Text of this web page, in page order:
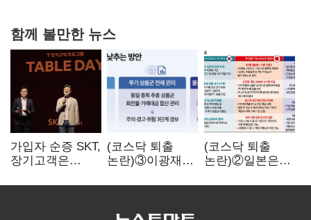
함께 볼만한 뉴스
가입자 순증 SKT,
장기고객은
챙긴다
(코스닥 퇴출
논란)③이광재
자동차 없애지는
(코스닥 퇴출
논란)②일본은
기다려주는데